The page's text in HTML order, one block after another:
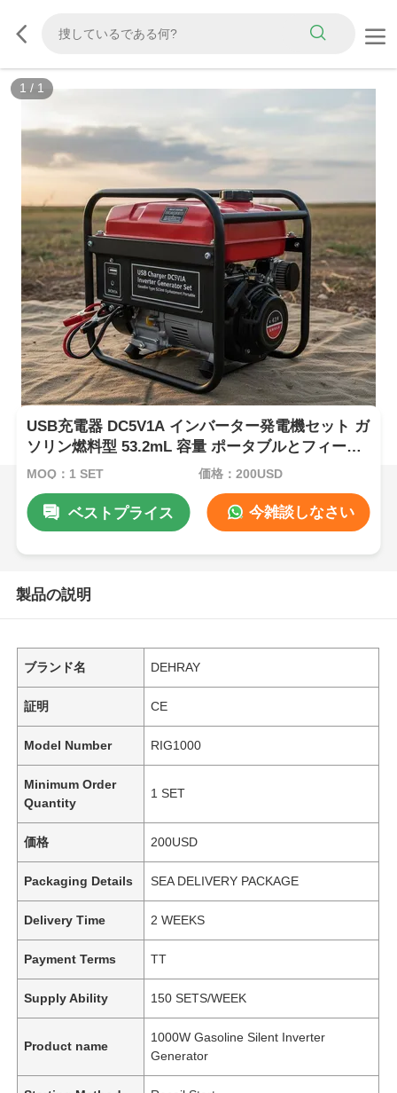
1 / 1
USB充電器 DC5V1A インバーター発電機セット ガ
ソリン燃料型 53.2mL 容量 ポータブルとフィール
ド操作のための電力
MOQ：1 SET 価格：200USD
ベストプライス 今雑談しなさい
製品の説明
ブランド名 DEHRAY
証明 CE
Model Number RIG1000
Minimum Order
Quantity
1 SET
価格 200USD
Packaging Details SEA DELIVERY PACKAGE
Delivery Time 2 WEEKS
Payment Terms TT
Supply Ability 150 SETS/WEEK
Product name
1000W Gasoline Silent Inverter
Generator